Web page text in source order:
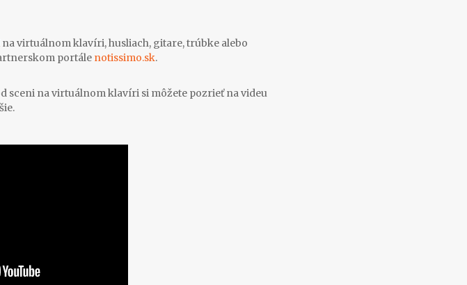
na virtuálnom klavíri, husliach, gitare, trúbke alebo
portále notissimo.sk.
sceni na virtuálnom klavíri si môžete pozrieť na videu